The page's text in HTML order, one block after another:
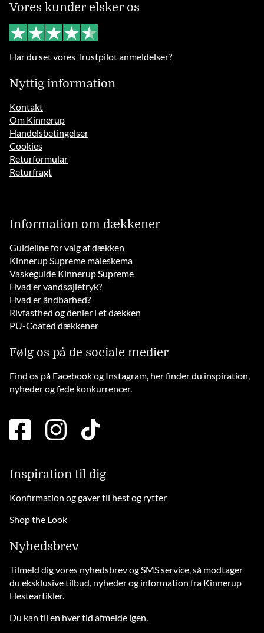
Vores kunder elsker os
Har du set vores Trustpilot anmeldelser?
Nyttig information
Kontakt
Om Kinnerup
Handelsbetingelser
Cookies
Returformular
Returfragt
Information om dækkener
Guideline for valg af dækken
Kinnerup Supreme måleskema
Vaskeguide Kinnerup Supreme
Hvad er vandsøjletryk?
Hvad er åndbarhed?
Rivfasthed og denier i et dækken
PU-Coated dækkener
Følg os på de sociale medier
Find os på Facebook og Instagram, her finder du inspiration,
nyheder og fede konkurrencer.
facebook
square
instagramtiktok
Inspiration til dig
Konfirmation og gaver til hest og rytter
Shop the Look
Nyhedsbrev
Tilmeld dig vores nyhedsbrev og SMS service, så modtager
du eksklusive tilbud, nyheder og information fra Kinnerup
Hesteartikler.
Du kan til en hver tid afmelde igen.